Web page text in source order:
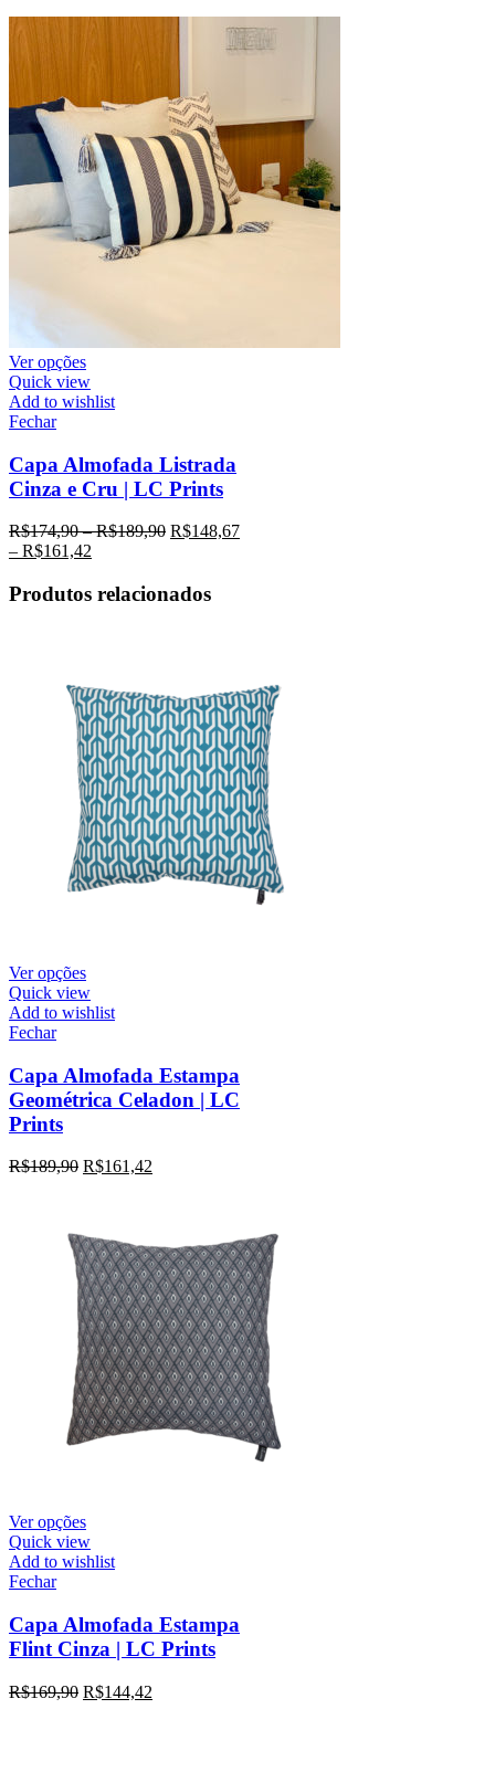
Ver opções
Quick view
Add to wishlist
Fechar
Capa Almofada Listrada
Cinza e Cru | LC Prints
R$174,90–R$189,90 R$148,67
– R$161,42
Produtos relacionados
Ver opções
Quick view
Add to wishlist
Fechar
Capa Almofada Estampa
Geométrica Celadon | LC
Prints
R$189,90 R$161,42
Ver opções
Quick view
Add to wishlist
Fechar
Capa Almofada Estampa
Flint Cinza | LC Prints
R$169,90 R$144,42